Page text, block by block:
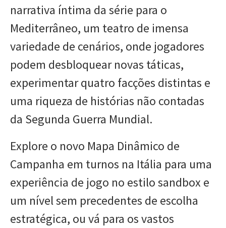
narrativa íntima da série para o
Mediterrâneo, um teatro de imensa
variedade de cenários, onde jogadores
podem desbloquear novas táticas,
experimentar quatro facções distintas e
uma riqueza de histórias não contadas
da Segunda Guerra Mundial.
Explore o novo Mapa Dinâmico de
Campanha em turnos na Itália para uma
experiência de jogo no estilo sandbox e
um nível sem precedentes de escolha
estratégica, ou vá para os vastos